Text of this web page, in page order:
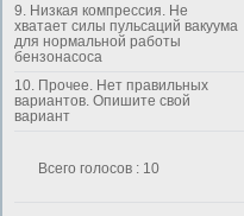
9. Низкая компрессия. Не
хватает силы пульсаций вакуума
для нормальной работы
бензонасоса
10. Прочее. Нет правильных
вариантов. Опишите свой
вариант
Всего голосов : 10